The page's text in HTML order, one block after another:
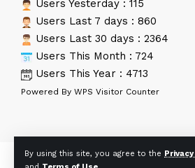
By using this site, you agree to the
Users Yesterday : 115
Users Last 7 days : 860
Users Last 30 days : 2364
Users This Month : 724
Users This Year : 4713
Powered By WPS Visitor Counter
© AApTak News. Developed By:Tech